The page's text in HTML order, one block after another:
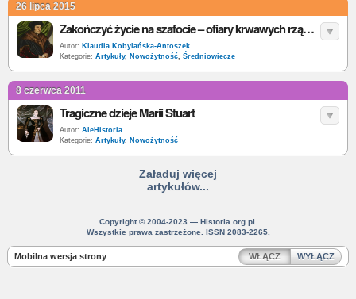
26 lipca 2015
Zakończyć życie na szafocie – ofiary krwawych rządów Tudorów
Autor: Klaudia Kobylańska-Antoszek
Kategorie: Artykuły, Nowożytność, Średniowiecze
8 czerwca 2011
Tragiczne dzieje Marii Stuart
Autor: AleHistoria
Kategorie: Artykuły, Nowożytność
Załaduj więcej
artykułów...
Copyright © 2004-2023 — Historia.org.pl.
Wszystkie prawa zastrzeżone. ISSN 2083-2265.
Mobilna wersja strony WŁĄCZ WYŁĄCZ